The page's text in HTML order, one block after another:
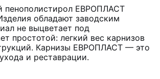
пенополистирол ЕВРОПЛАСТ
обладают заводским
не выцветает под
простотой: легкий вес карнизов
Карнизы ЕВРОПЛАСТ — это
и реставрации.